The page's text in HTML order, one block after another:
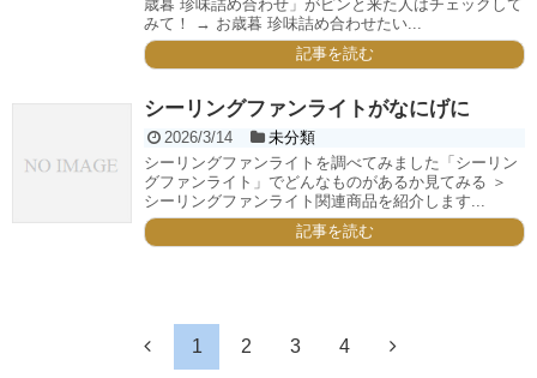
歳暮 珍味詰め合わせ」がピンと来た人はチェックして
みて！ → お歳暮 珍味詰め合わせたい...
記事を読む
シーリングファンライトがなにげに
2026/3/14
未分類
シーリングファンライトを調べてみました「シーリン
グファンライト」でどんなものがあるか見てみる ＞
シーリングファンライト関連商品を紹介します...
記事を読む
1 2 3 4